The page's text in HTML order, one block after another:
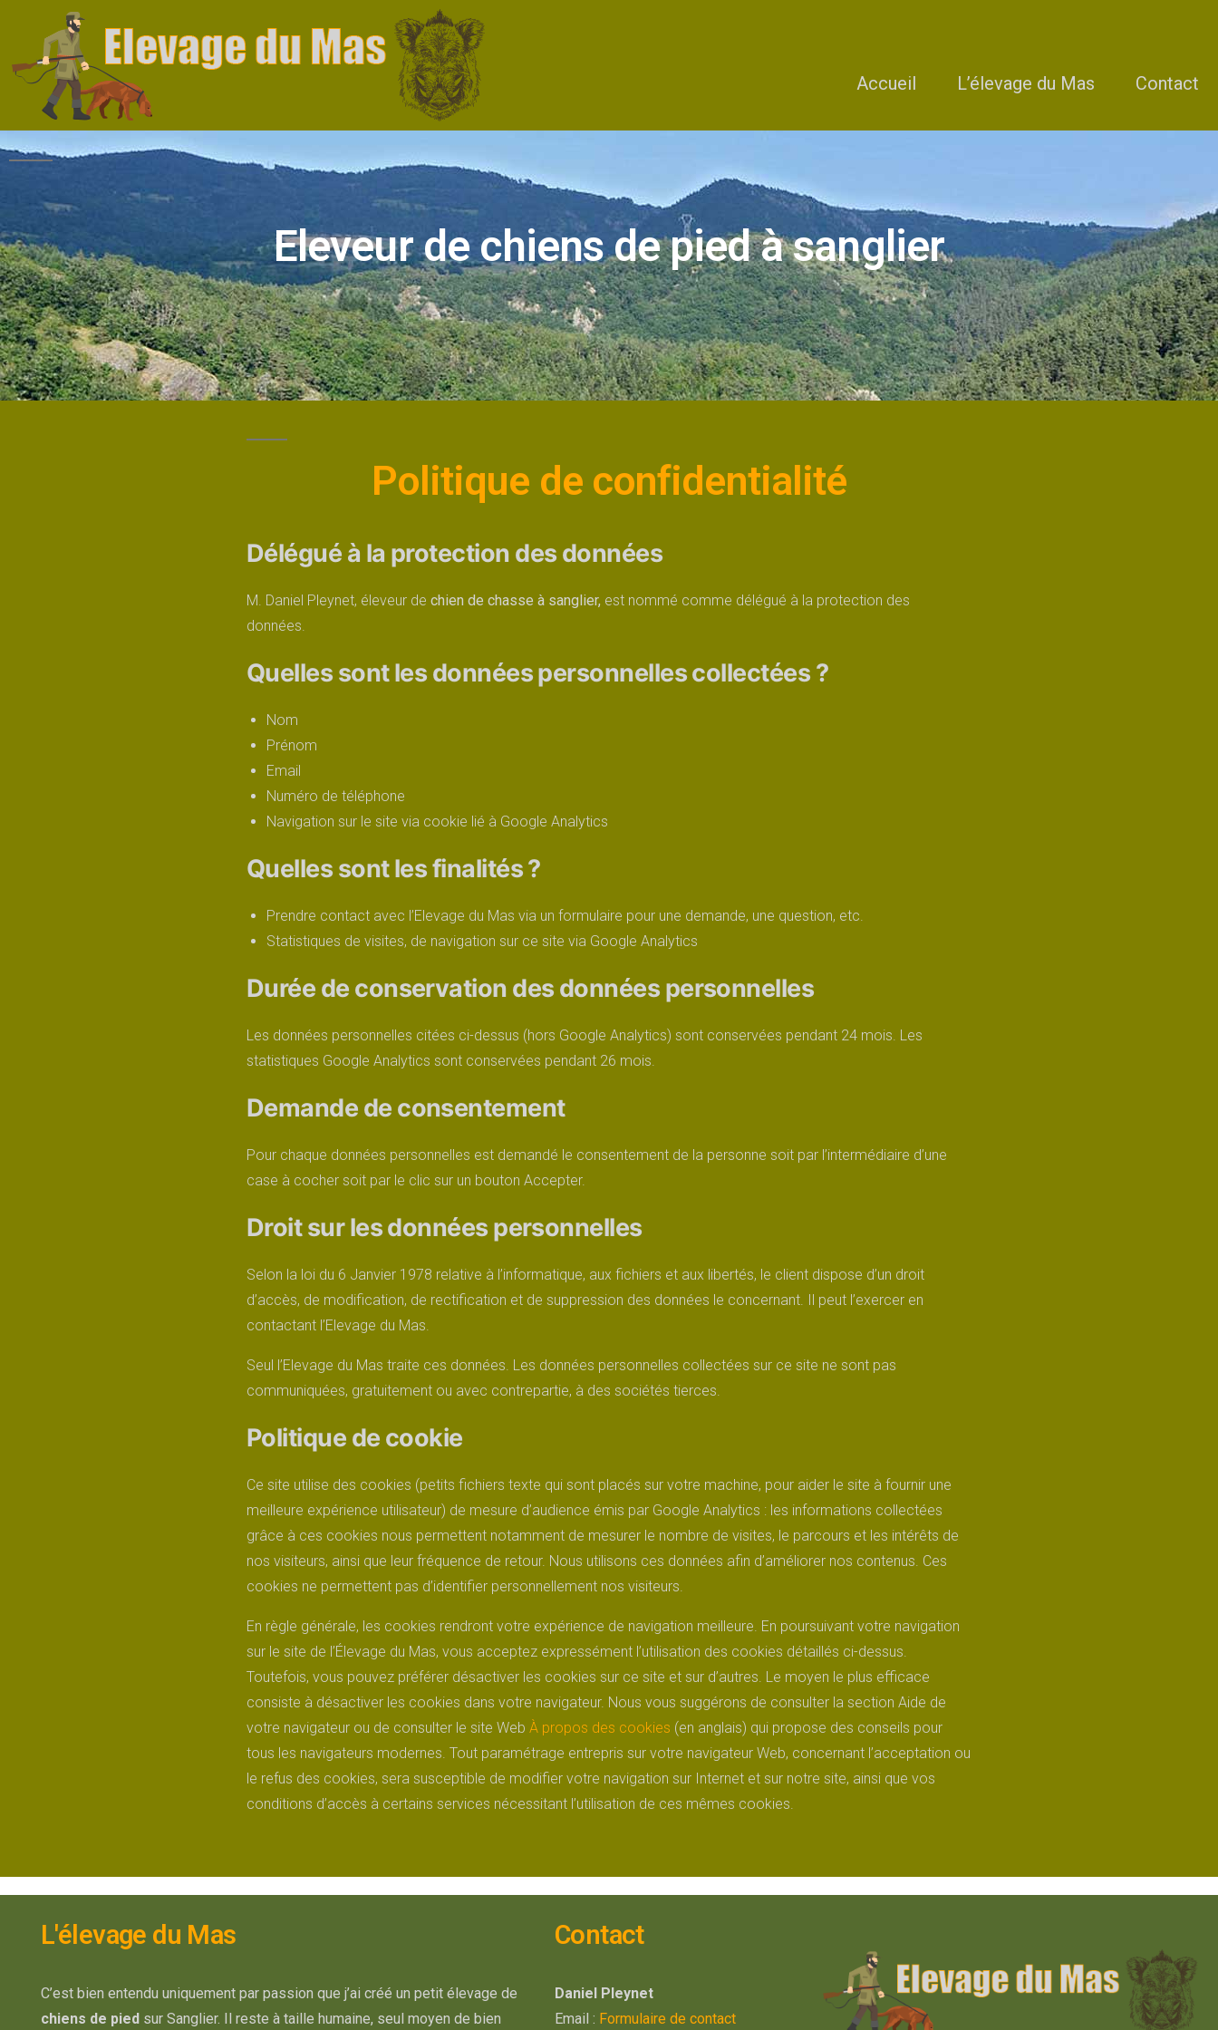
Accueil L’élevage du Mas Contact
Eleveur de chiens de pied à sanglier
Politique de confidentialité
Délégué à la protection des données
M. Daniel Pleynet, éleveur de chien de chasse à sanglier, est nommé comme délégué à la protection des
données.
Quelles sont les données personnelles collectées ?
Nom
Prénom
Email
Numéro de téléphone
Navigation sur le site via cookie lié à Google Analytics
Quelles sont les finalités ?
Prendre contact avec l’Elevage du Mas via un formulaire pour une demande, une question, etc.
Statistiques de visites, de navigation sur ce site via Google Analytics
Durée de conservation des données personnelles
Les données personnelles citées ci-dessus (hors Google Analytics) sont conservées pendant 24 mois. Les
statistiques Google Analytics sont conservées pendant 26 mois.
Demande de consentement
Pour chaque données personnelles est demandé le consentement de la personne soit par l’intermédiaire d’une
case à cocher soit par le clic sur un bouton Accepter.
Droit sur les données personnelles
Selon la loi du 6 Janvier 1978 relative à l’informatique, aux fichiers et aux libertés, le client dispose d’un droit
d’accès, de modification, de rectification et de suppression des données le concernant. Il peut l’exercer en
contactant l’Elevage du Mas.
Seul l’Elevage du Mas traite ces données. Les données personnelles collectées sur ce site ne sont pas
communiquées, gratuitement ou avec contrepartie, à des sociétés tierces.
Politique de cookie
Ce site utilise des cookies (petits fichiers texte qui sont placés sur votre machine, pour aider le site à fournir une
meilleure expérience utilisateur) de mesure d’audience émis par Google Analytics : les informations collectées
grâce à ces cookies nous permettent notamment de mesurer le nombre de visites, le parcours et les intérêts de
nos visiteurs, ainsi que leur fréquence de retour. Nous utilisons ces données afin d’améliorer nos contenus. Ces
cookies ne permettent pas d’identifier personnellement nos visiteurs.
En règle générale, les cookies rendront votre expérience de navigation meilleure. En poursuivant votre navigation
sur le site de l’Élevage du Mas, vous acceptez expressément l’utilisation des cookies détaillés ci-dessus.
Toutefois, vous pouvez préférer désactiver les cookies sur ce site et sur d’autres. Le moyen le plus efficace
consiste à désactiver les cookies dans votre navigateur. Nous vous suggérons de consulter la section Aide de
votre navigateur ou de consulter le site Web À propos des cookies (en anglais) qui propose des conseils pour
tous les navigateurs modernes. Tout paramétrage entrepris sur votre navigateur Web, concernant l’acceptation ou
le refus des cookies, sera susceptible de modifier votre navigation sur Internet et sur notre site, ainsi que vos
conditions d’accès à certains services nécessitant l’utilisation de ces mêmes cookies.
L'élevage du Mas
C’est bien entendu uniquement par passion que j’ai créé un petit élevage de
chiens de pied sur Sanglier. Il reste à taille humaine, seul moyen de bien
Contact
Daniel Pleynet
Email : Formulaire de contact